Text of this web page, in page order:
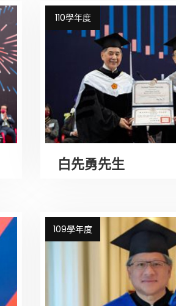
110學年度
白先勇先生
109學年度